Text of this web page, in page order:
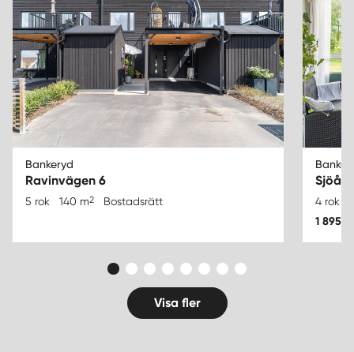
Bankeryd
Ravinvägen 6
5 rok 140 m2 Bostadsrätt 4 rok
1 895
Visa fler